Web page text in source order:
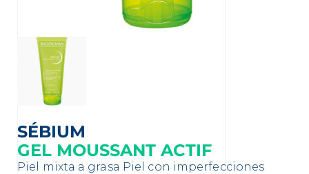
SÉBIUM
GEL MOUSSANT ACTIF
Piel mixta a grasa Piel con imperfecciones